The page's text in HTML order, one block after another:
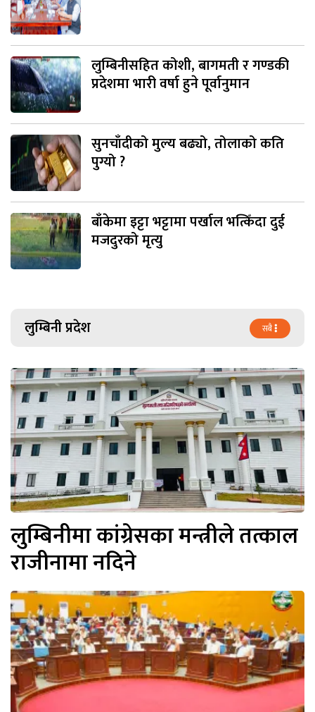
लुम्बिनीसहित कोशी, बागमती र गण्डकी
प्रदेशमा भारी वर्षा हुने पूर्वानुमान
सुनचाँदीको मुल्य बढ्यो, तोलाको कति
पुग्यो ?
बाँकेमा इट्टा भट्टामा पर्खाल भत्किँदा दुई
मजदुरको मृत्यु
लुम्बिनी प्रदेश सबै
लुम्बिनीमा कांग्रेसका मन्त्रीले तत्काल
राजीनामा नदिने